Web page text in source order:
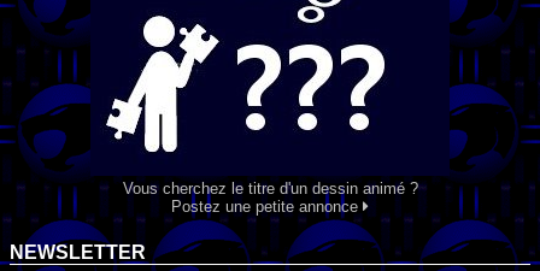
Vous cherchez le titre d'un dessin animé ?
Postez une petite annonce
NEWSLETTER